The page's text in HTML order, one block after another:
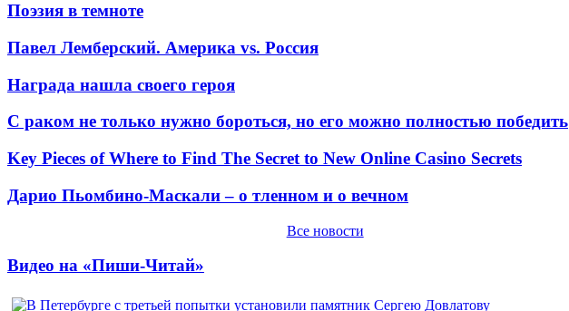
Поэзия в темноте
Павел Лемберский. Америка vs. Россия
Награда нашла своего героя
С раком не только нужно бороться, но его можно полностью победить
Key Pieces of Where to Find The Secret to New Online Casino Secrets
Дарио Пьомбино-Маскали – о тленном и о вечном
Все новости
Видео на «Пиши-Читай»